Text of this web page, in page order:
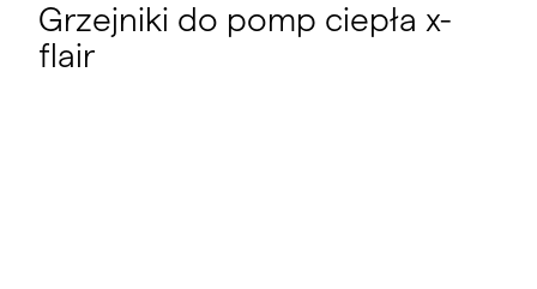
Grzejniki do pomp ciepła x-
flair